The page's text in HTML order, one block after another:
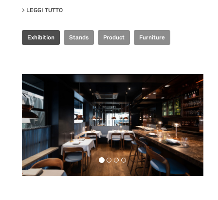
LEGGI TUTTO
Exhibition Stands Product Furniture